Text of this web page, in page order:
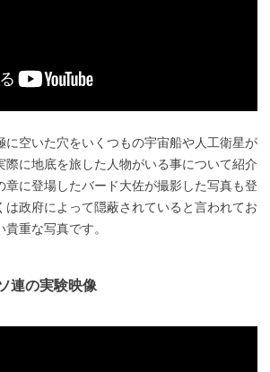
に空いた穴をいくつもの宇宙船や人工衛星が
際に地底を旅した人物がいる事について紹介
章に登場したバード大佐が撮影した写真も登
は政府によって隠蔽されていると言われてお
重な写真です。
連の実験映像